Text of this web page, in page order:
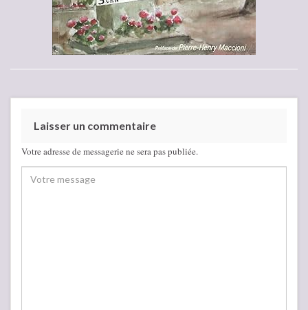
Laisser un commentaire
Votre adresse de messagerie ne sera pas publiée.